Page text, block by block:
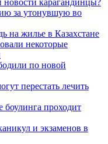
за утонувшую во
на жилье в Казахстане
некоторые
по новой
перестать лечить
боулинга проходит
и экзаменов в